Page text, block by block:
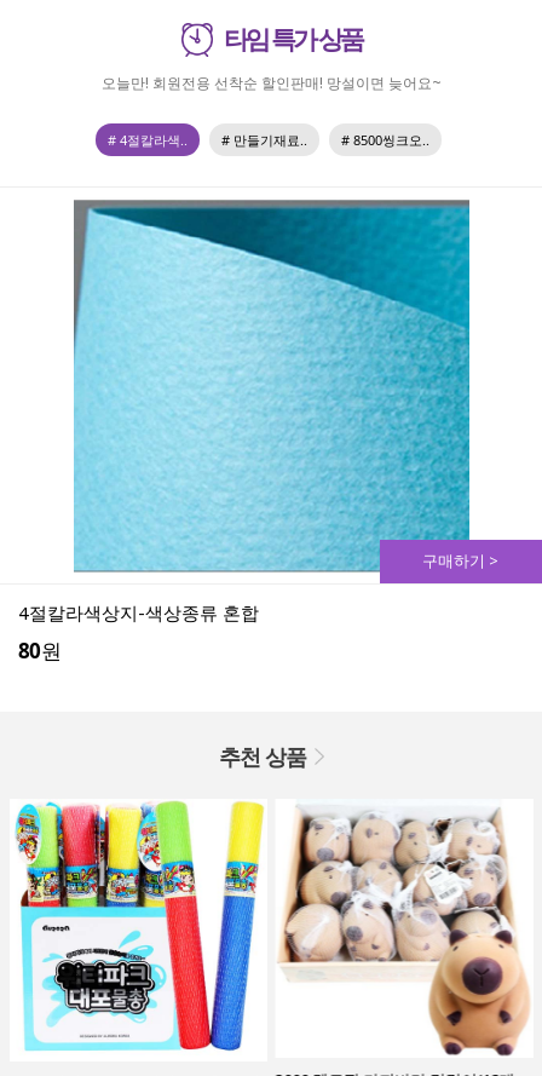
타임 특가 상품
오늘만! 회원전용 선착순 할인판매! 망설이면 늦어요~
# 4절칼라색.. # 만들기재료.. # 8500씽크오..
구매하기 >
4절칼라색상지-색상종류 혼합
80원
추천 상품